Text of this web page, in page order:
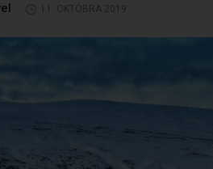
11. OKTÓBRA 2019